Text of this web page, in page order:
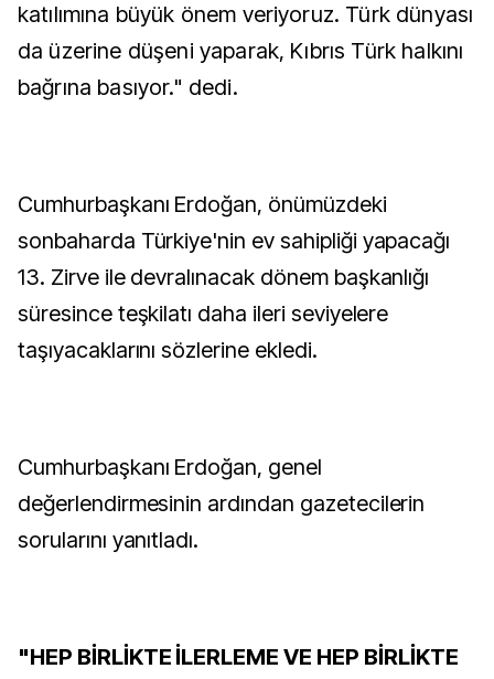
katılımına büyük önem veriyoruz. Türk dünyası
da üzerine düşeni yaparak, Kıbrıs Türk halkını
bağrına basıyor." dedi.
Cumhurbaşkanı Erdoğan, önümüzdeki
sonbaharda Türkiye'nin ev sahipliği yapacağı
13. Zirve ile devralınacak dönem başkanlığı
süresince teşkilatı daha ileri seviyelere
taşıyacaklarını sözlerine ekledi.
Cumhurbaşkanı Erdoğan, genel
değerlendirmesinin ardından gazetecilerin
sorularını yanıtladı.
"HEP BİRLİKTE İLERLEME VE HEP BİRLİKTE